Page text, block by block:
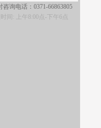
咨询电话：0371-66863805
间: 上午8:00点-下午6点